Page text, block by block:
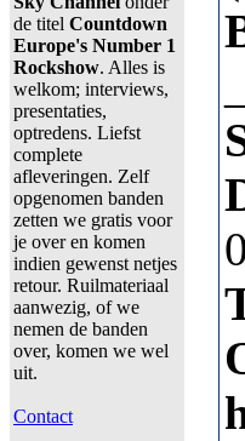
de titel Countdown
Europe's Number 1
Rockshow. Alles is
welkom; interviews,
presentaties,
optredens. Liefst
complete
afleveringen. Zelf
opgenomen banden
zetten we gratis voor
je over en komen
indien gewenst netjes
retour. Ruilmateriaal
aanwezig, of we
nemen de banden
over, komen we wel
uit.
Contact